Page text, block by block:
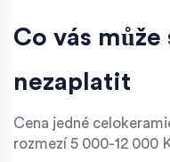
Co vás může
nezaplatit
Cena jedné
rozmezí 5 000-12 000